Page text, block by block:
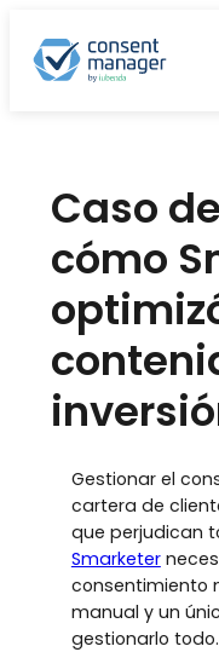
contenido
Caso
cómo
Gestionar el
cartera de
que perjudican
Smarketer
consentimiento
manual y un
gestionarlo todo.